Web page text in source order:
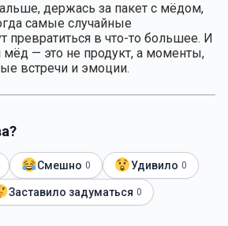
держась за пакет с мёдом,
самые случайные
превратиться в что-то большее. И
— это не продукт, а моменты,
встречи и эмоции.
Смешно 0 Удивило 0
Заставило задуматься 0